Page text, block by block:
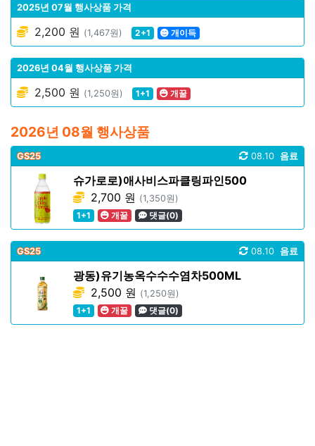
2025년 07월 행사상품 가격
2,200 원 (1,467원) 2+1 개이득
2026년 04월 행사상품 가격
2,500 원 (1,250원) 1+1 개꿀
2026년 08월 행사상품
GS25 음료
08.10
슈가로로)애사비스파클링파인500
2,700 원 (1,350원)
1+1
개꿀 댓글(0)
GS25 음료
08.10
광동)유기농옥수수수염차500ML
2,500 원 (1,250원)
1+1
개꿀 댓글(0)